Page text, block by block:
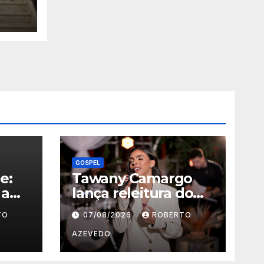
GOSPEL
Tawany Camargo
lança releitura do
sucesso “Um Novo
Dia” pela Louvor
Eterno
07/08/2026 ROBERTO
AZEVEDO